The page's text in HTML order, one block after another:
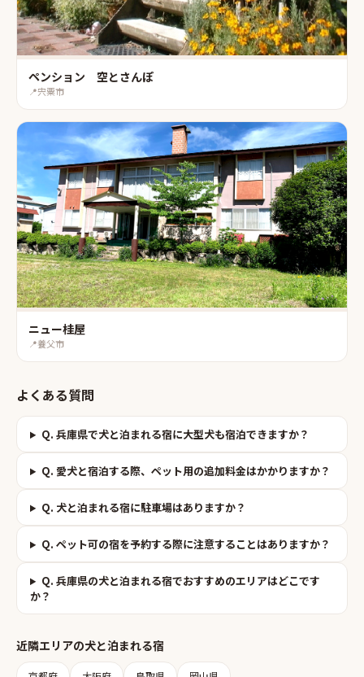
ペンション 空とさんぽ
📍宍粟市
ニュー桂屋
📍養父市
よくある質問
Q. 兵庫県で犬と泊まれる宿に大型犬も宿泊できますか？
Q. 愛犬と宿泊する際、ペット用の追加料金はかかりますか？
Q. 犬と泊まれる宿に駐車場はありますか？
Q. ペット可の宿を予約する際に注意することはありますか？
Q. 兵庫県の犬と泊まれる宿でおすすめのエリアはどこです
か？
近隣エリアの犬と泊まれる宿